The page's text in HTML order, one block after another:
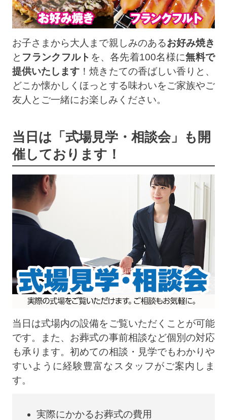
お子さまから大人まで親しみのあるお好み焼き
と フランクフルト を、各先着100名様に無料で
提供いたします ！焼きたての香ばしい香りと、
どこか懐かしくほっとする味わいをご家族やご
友人とご一緒にお楽しみください。
当日は「式場見学・相談会」も開
催しております！
当日は式場内の設備をご覧いただくことが可能
です。また、お葬式の事前相談など個別の対応
も承ります。初めての相談・見学でもわかりや
すいように経験豊富なスタッフがご案内しま
す。
実際にかかるお葬式の費用